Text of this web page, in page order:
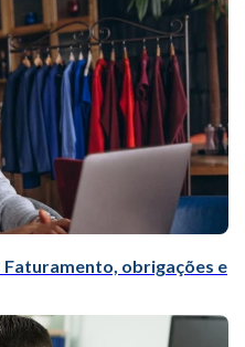
obrigações e